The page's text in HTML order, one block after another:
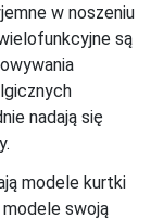
w noszeniu
są
nadają się
modele kurtki
modele swoją